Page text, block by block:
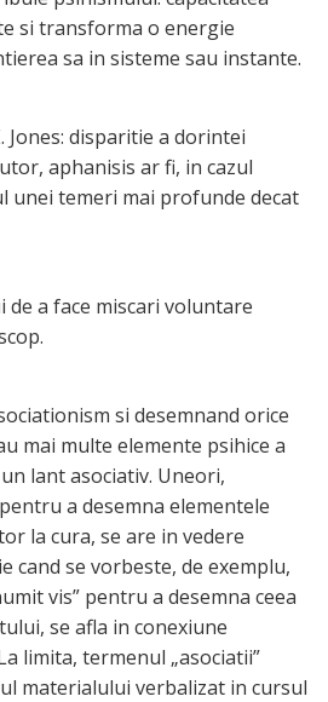
si transforma o energie
sa in sisteme sau instante.
Jones: disparitie a dorintei
aphanisis ar fi, in cazul
unei temeri mai profunde decat
de a face miscari voluntare
si desemnand orice
mai multe elemente psihice a
lant asociativ. Uneori,
a desemna elementele
la cura, se are in vedere
cand se vorbeste, de exemplu,
vis” pentru a desemna ceea
se afla in conexiune
limita, termenul „asociatii”
materialului verbalizat in cursul